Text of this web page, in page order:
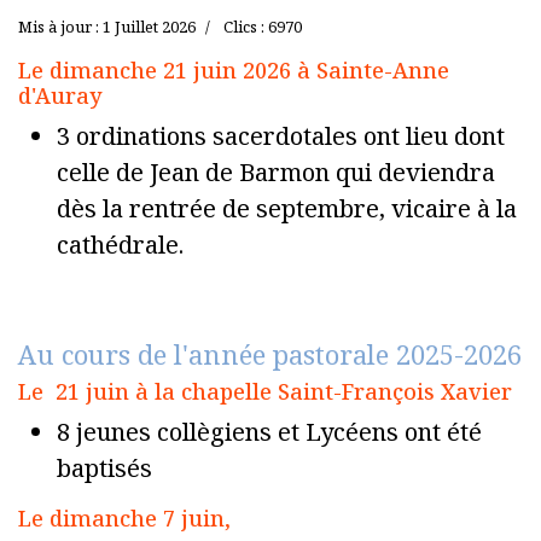
Mis à jour : 1 Juillet 2026 Clics : 6970
Le dimanche 21 juin 2026 à Sainte-Anne
d'Auray
3 ordinations sacerdotales ont lieu dont
celle de Jean de Barmon qui deviendra
dès la rentrée de septembre, vicaire à la
cathédrale.
Au cours de l'année pastorale 2025-2026
Le 21 juin à la chapelle Saint-François Xavier
8 jeunes collègiens et Lycéens ont été
baptisés
Le dimanche 7 juin,